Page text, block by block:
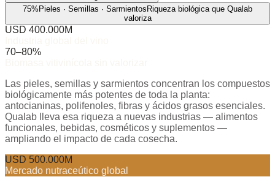
75% Pieles · Semillas · Sarmientos Riqueza biológica que Qualab
valoriza
USD 400.000M
70–80%
Las pieles, semillas y sarmientos concentran los compuestos
biológicamente más potentes de toda la planta:
antocianinas, polifenoles, fibras y ácidos grasos esenciales.
Qualab lleva esa riqueza a nuevas industrias — alimentos
funcionales, bebidas, cosméticos y suplementos —
ampliando el impacto de cada cosecha.
USD 500.000M
Mercado nutraceútico global